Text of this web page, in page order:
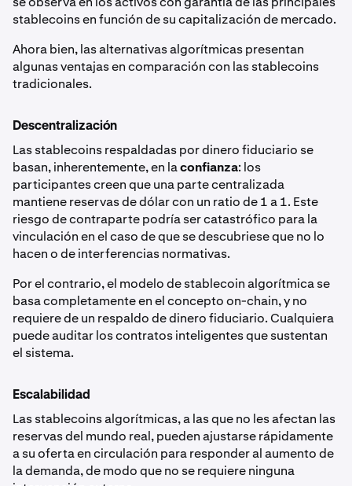
stablecoins en función de su capitalización de mercado.
Ahora bien, las alternativas algorítmicas presentan
algunas ventajas en comparación con las stablecoins
tradicionales.
Descentralización
Las stablecoins respaldadas por dinero fiduciario se
basan, inherentemente, en laconfianza: los
participantes creen que una parte centralizada
mantiene reservas de dólar con un ratio de 1 a 1. Este
riesgo de contraparte podría ser catastrófico para la
vinculación en el caso de que se descubriese que no lo
hacen o de interferencias normativas.
Por el contrario, el modelo de stablecoin algorítmica se
basa completamente en el concepto on-chain, y no
requiere de un respaldo de dinero fiduciario. Cualquiera
puede auditar los contratos inteligentes que sustentan
el sistema.
Escalabilidad
Las stablecoins algorítmicas, a las que no les afectan las
reservas del mundo real, pueden ajustarse rápidamente
a su oferta en circulación para responder al aumento de
la demanda, de modo que no se requiere ninguna